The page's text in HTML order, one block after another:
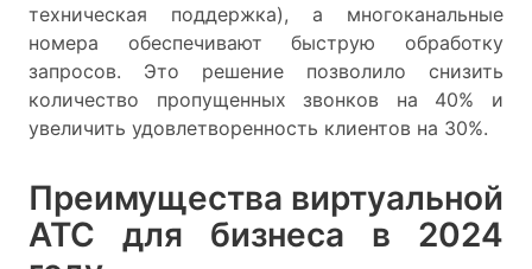
техническая поддержка), а многоканальные
номера обеспечивают быструю обработку
запросов. Это решение позволило снизить
количество пропущенных звонков на 40% и
увеличить удовлетворенность клиентов на 30%.
Преимущества виртуальной
АТС для бизнеса в 2024